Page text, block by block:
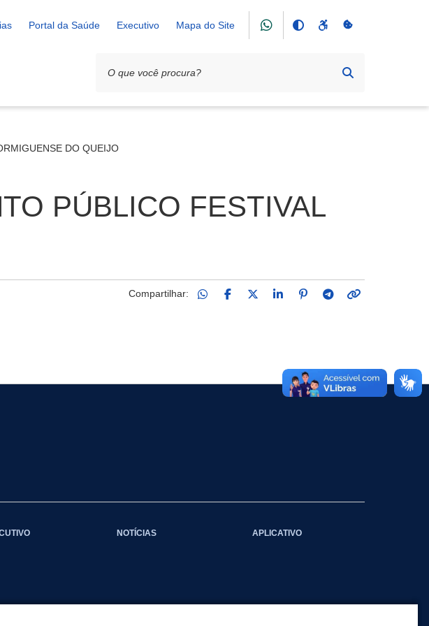
Portal da Saúde Executivo Mapa do Site
DO QUEIJO
PÚBLICO FESTIVAL
Compartilhar:
NOTÍCIAS APLICATIVO